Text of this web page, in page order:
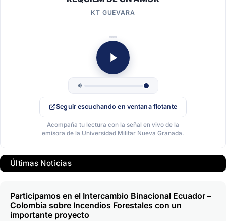
KT GUEVARA
Seguir escuchando en ventana flotante
Acompaña tu lectura con la señal en vivo de la
emisora de la Universidad Militar Nueva Granada.
Últimas Noticias
Participamos en el Intercambio Binacional Ecuador –
Colombia sobre Incendios Forestales con un
importante proyecto